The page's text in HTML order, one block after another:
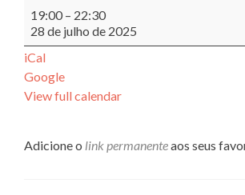
Coral
Reef
Conservation
19:00 – 22:30
28 de julho de 2025
iCal
Google
View full calendar
Adicione o link permanenteaos seus